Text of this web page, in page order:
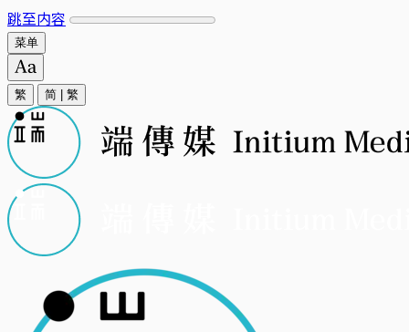
跳至内容
菜单
繁 简 繁